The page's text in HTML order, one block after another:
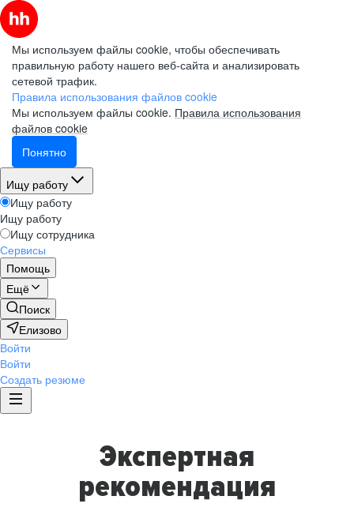
Мы используем файлы cookie, чтобы обеспечивать
правильную работу нашего веб-сайта и анализировать
сетевой трафик.
Правила использования файлов cookie
Мы используем файлы cookie. Правила использования
файлов cookie
Понятно
Ищу работу
Ищу работу
Ищу работу
Ищу сотрудника
Сервисы
Помощь
Ещё
Поиск
Елизово
Войти
Войти
Создать резюме
Экспертная
рекомендация